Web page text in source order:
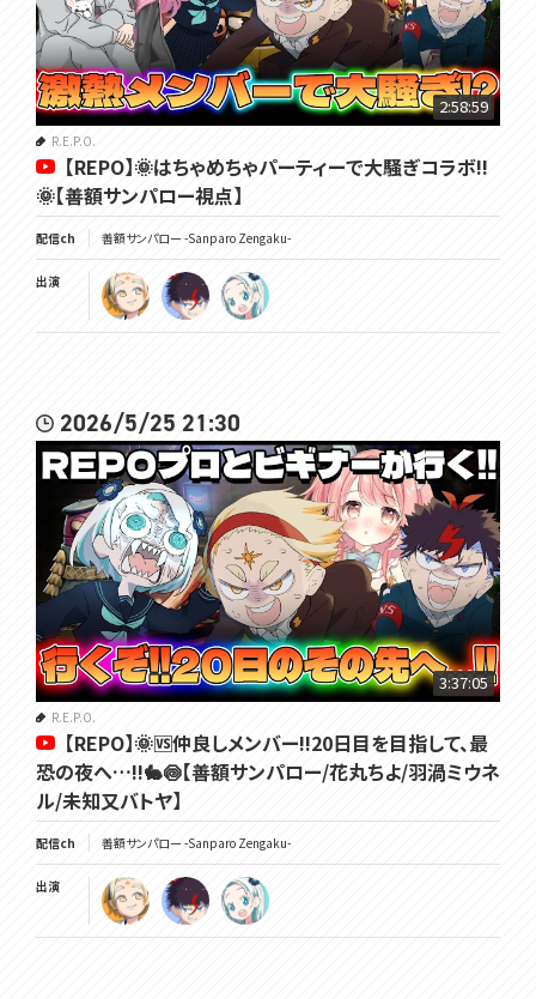
🌞笑顔になるTwitter☟
https://twitter.com/Sanparo_Z
🌞チャンネル登録と高評価を...押せェーーーｯ☟
https://www.youtube.com/@UCIEBSYfCdoSwkeWu9Odhkgg
🌞VOMS公式HP☟
https://voms.net/
🌞VOMS公式ﾁｬﾝﾈｫｩ☟
https://youtube.com/@VOMS_Project
━━━━━━━━━━━━━━━━━━━━━━━━━━━━━
━━━━━━
2:58:59
R.E.P.O.
【REPO】🌞はちゃめちゃパーティーで大騒ぎコラボ!!
🌞【善額サンパロー視点】
配信ch 善額サンパロー -Sanparo Zengaku-
出演
2026/5/25 21:30
3:37:05
R.E.P.O.
【REPO】🌞🆚仲良しメンバー!!20日目を目指して、最
恐の夜へ…!!🐇🍥【善額サンパロー/花丸ちよ/羽渦ミウネ
ル/未知又バトヤ】
配信ch 善額サンパロー -Sanparo Zengaku-
出演